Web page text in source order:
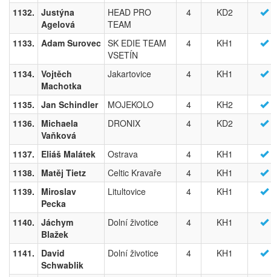
1132. Justýna
Agelová
HEAD PRO
TEAM
4 KD2
1133. Adam Surovec SK EDIE TEAM
VSETÍN
4 KH1
1134. Vojtěch
Machotka
Jakartovice 4 KH1
1135. Jan Schindler MOJEKOLO 4
KH2
1136.
Michaela
Vaňková
DRONIX 4 KD2
1137. Eliáš Malátek Ostrava 4
KH1
1138.
Matěj Tietz Celtic Kravaře 4
KH1
1139.
Miroslav
Pecka
Litultovice 4 KH1
1140. Jáchym
Blažek
Dolní životice 4 KH1
1141.
David
Schwablik
Dolní životice 4 KH1